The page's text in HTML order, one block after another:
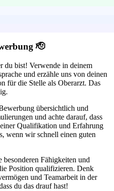
🫡
du bist! Verwende in deinem
und erzähle uns von deinen
für die Stelle als Oberarzt. Das
übersichtlich und
und achte darauf, dass
Qualifikation und Erfahrung
wenn wir schnell einen guten
besonderen Fähigkeiten und
Position qualifizieren. Denk
und Teamarbeit in der
du das drauf hast!